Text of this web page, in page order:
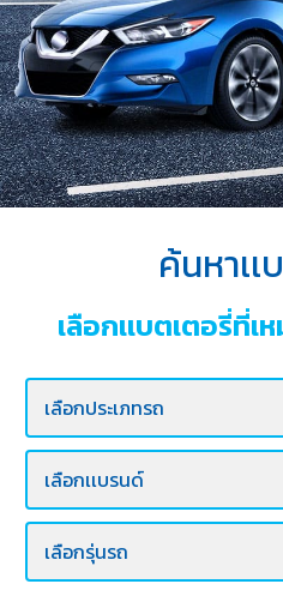
ค้นหา
ร้าน
แบตเตอรี่
ข่าว
เเละ
กิจกรรม
กับ
ติดต่อ
เรา
E-
BUSINESS
ค้นหาเเ
เลือกเเบตเตอรี่ที่